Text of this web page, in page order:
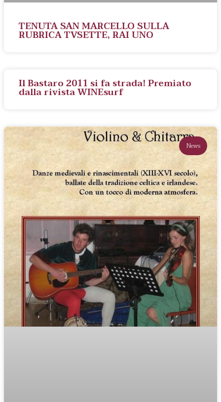
TENUTA SAN MARCELLO SULLA
RUBRICA TVSETTE, RAI UNO
Il Bastaro 2011 si fa strada! Premiato
dalla rivista WINEsurf
News